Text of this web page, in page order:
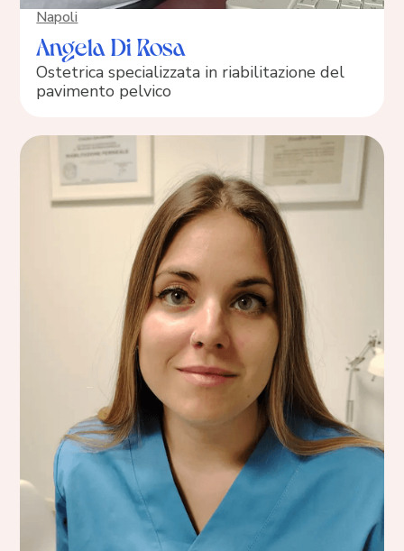
Napoli
Angela Di Rosa
Ostetrica specializzata in riabilitazione del
pavimento pelvico